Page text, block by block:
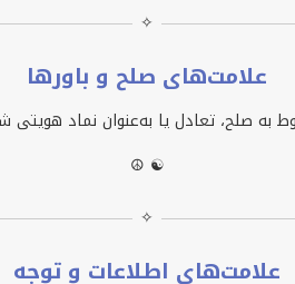
✧
علامت‌های صلح و باورها
به صلح، تعادل یا به‌عنوان نماد
☮ ☯
✧
علامت‌های اطلاعات و توجه